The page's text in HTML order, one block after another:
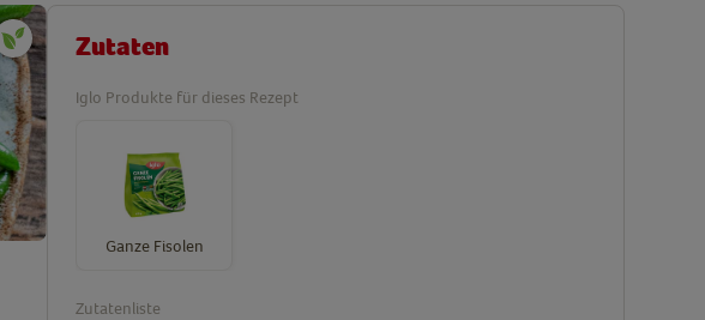
Zutaten
Iglo Produkte für dieses Rezept
Ganze Fisolen
Zutatenliste